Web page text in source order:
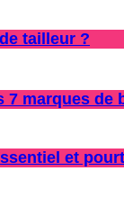
tailleur ?
7 marques
et